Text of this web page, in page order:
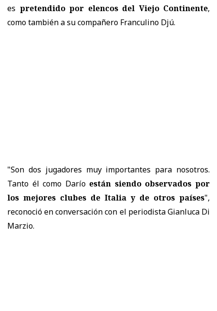
es pretendido por elencos del Viejo Continente,
como también a su compañero Franculino Djú.
"Son dos jugadores muy importantes para nosotros.
Tanto él como Daríoestán siendo observados por
los mejores clubes de Italia y de otros países",
reconoció en conversación con el periodista Gianluca Di
Marzio.